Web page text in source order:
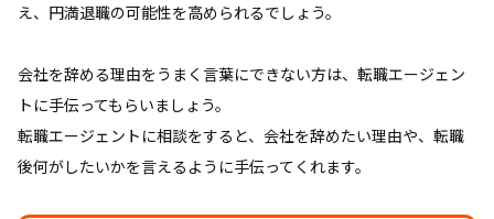
え、円満退職の可能性を高められるでしょう。
会社を辞める理由をうまく言葉にできない方は、転職エージェン
トに手伝ってもらいましょう。
転職エージェントに相談をすると、会社を辞めたい理由や、転職
後何がしたいかを言えるように手伝ってくれます。